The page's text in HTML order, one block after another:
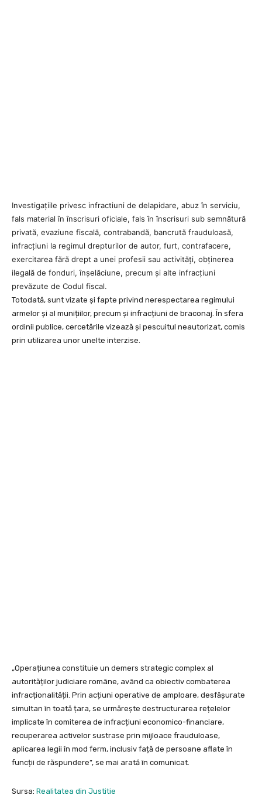
Investigațiile privesc infractiuni de delapidare, abuz în serviciu,
fals material în înscrisuri oficiale, fals în înscrisuri sub semnătură
privată, evaziune fiscală, contrabandă, bancrută frauduloasă,
infracțiuni la regimul drepturilor de autor, furt, contrafacere,
exercitarea fără drept a unei profesii sau activități, obținerea
ilegală de fonduri, înșelăciune, precum și alte infracțiuni
prevăzute de Codul fiscal.
Totodată, sunt vizate și fapte privind nerespectarea regimului
armelor și al munițiilor, precum și infracțiuni de braconaj. În sfera
ordinii publice, cercetările vizează și pescuitul neautorizat, comis
prin utilizarea unor unelte interzise.
„Operațiunea constituie un demers strategic complex al
autorităților judiciare române, având ca obiectiv combaterea
infracționalității. Prin acțiuni operative de amploare, desfășurate
simultan în toată țara, se urmărește destructurarea rețelelor
implicate în comiterea de infracțiuni economico-financiare,
recuperarea activelor sustrase prin mijloace frauduloase,
aplicarea legii în mod ferm, inclusiv față de persoane aflate în
funcții de răspundere”, se mai arată în comunicat.
Sursa: Realitatea din Justitie